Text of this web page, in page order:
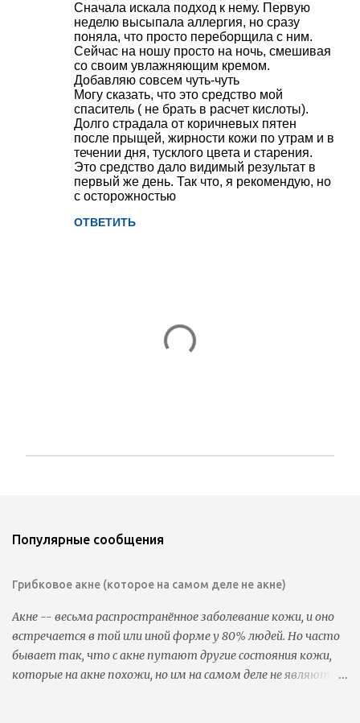
Сначала искала подход к нему. Первую
неделю высыпала аллергия, но сразу
поняла, что просто переборщила с ним.
Сейчас на ношу просто на ночь, смешивая
со своим увлажняющим кремом.
Добавляю совсем чуть-чуть
Могу сказать, что это средство мой
спаситель ( не брать в расчет кислоты).
Долго страдала от коричневых пятен
после прыщей, жирности кожи по утрам и в
течении дня, тусклого цвета и старения.
Это средство дало видимый результат в
первый же день. Так что, я рекомендую, но
с осторожностью
ОТВЕТИТЬ
а
т
о
м
м
н
Популярные сообщения
Грибковое акне (которое на самом деле не акне)
Акне -- весьма распространённое заболевание кожи, и оно
встречается в той или иной форме у 80% людей. Но часто
бывает так, что с акне путают другие состояния кожи,
которые на акне похожи, но им на самом деле не являются.